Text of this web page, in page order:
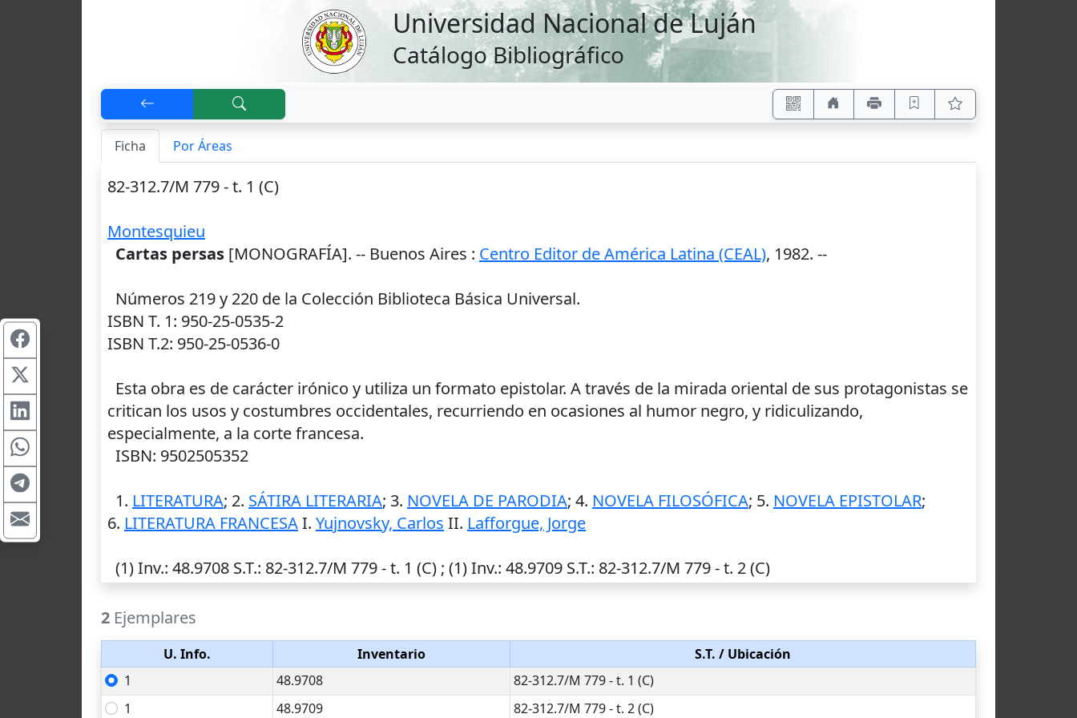
Universidad Nacional de Luján
Catálogo Bibliográfico
Ficha Por Áreas
82-312.7/M 779 - t. 1 (C)
Montesquieu
Cartas persas [MONOGRAFÍA]. -- Buenos Aires : Centro Editor de América Latina (CEAL), 1982. --
Números 219 y 220 de la Colección Biblioteca Básica Universal.
ISBN T. 1: 950-25-0535-2
ISBN T.2: 950-25-0536-0
Esta obra es de carácter irónico y utiliza un formato epistolar. A través de la mirada oriental de sus protagonistas se
critican los usos y costumbres occidentales, recurriendo en ocasiones al humor negro, y ridiculizando,
especialmente, a la corte francesa.
ISBN: 9502505352
1. LITERATURA; 2. SÁTIRA LITERARIA; 3. NOVELA DE PARODIA; 4. NOVELA FILOSÓFICA; 5. NOVELA EPISTOLAR;
6. LITERATURA FRANCESAI. Yujnovsky, Carlos II. Lafforgue, Jorge
(1)Inv.: 48.9708 S.T.: 82-312.7/M 779 - t. 1 (C) ; (1)Inv.: 48.9709 S.T.: 82-312.7/M 779 - t. 2 (C)
2 Ejemplares
U. Info. Inventario S.T. / Ubicación
1
48.9708
82-312.7/M 779 - t. 1 (C)
1
48.9709 82-312.7/M 779 - t. 2 (C)